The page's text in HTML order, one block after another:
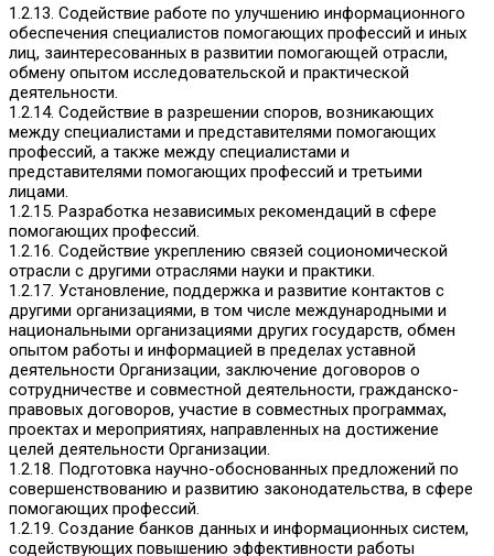
1.2.13. Содействие работе по улучшению информационного
обеспечения специалистов помогающих профессий и иных
лиц, заинтересованных в развитии помогающей отрасли,
обмену опытом исследовательской и практической
деятельности.
1.2.14. Содействие в разрешении споров, возникающих
между специалистами и представителями помогающих
профессий, а также между специалистами и
представителями помогающих профессий и третьими
лицами.
1.2.15. Разработка независимых рекомендаций в сфере
помогающих профессий.
1.2.16. Содействие укреплению связей социономической
отрасли с другими отраслями науки и практики.
1.2.17. Установление, поддержка и развитие контактов с
другими организациями, в том числе международными и
национальными организациями других государств, обмен
опытом работы и информацией в пределах уставной
деятельности Организации, заключение договоров о
сотрудничестве и совместной деятельности, гражданско-
правовых договоров, участие в совместных программах,
проектах и мероприятиях, направленных на достижение
целей деятельности Организации.
1.2.18. Подготовка научно-обоснованных предложений по
совершенствованию и развитию законодательства, в сфере
помогающих профессий.
1.2.19. Создание банков данных и информационных систем,
содействующих повышению эффективности работы